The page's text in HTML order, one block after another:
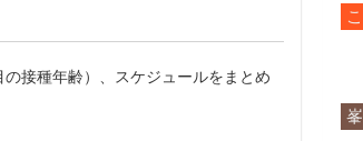
接種年齢）、スケジュールをまとめ
こ
峯